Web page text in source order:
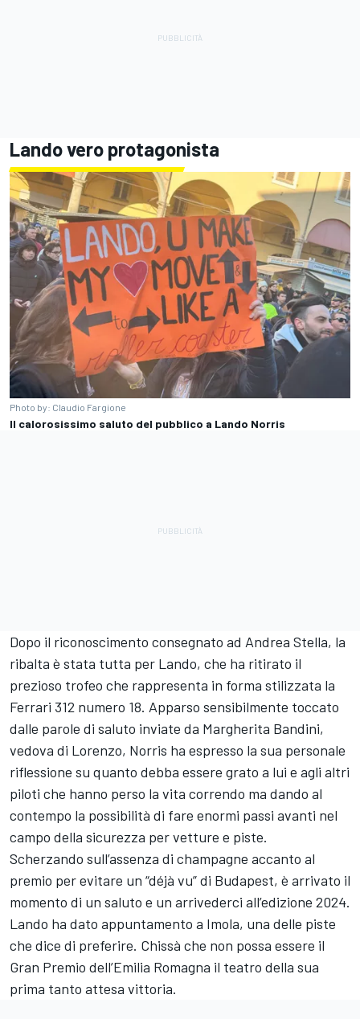
Lando vero protagonista
Photo by: Claudio Fargione
Il calorosissimo saluto del pubblico a Lando Norris
Dopo il riconoscimento consegnato ad Andrea Stella, la
ribalta è stata tutta per Lando, che ha ritirato il
prezioso trofeo che rappresenta in forma stilizzata la
Ferrari 312 numero 18. Apparso sensibilmente toccato
dalle parole di saluto inviate da Margherita Bandini,
vedova di Lorenzo, Norris ha espresso la sua personale
riflessione su quanto debba essere grato a lui e agli altri
piloti che hanno perso la vita correndo ma dando al
contempo la possibilità di fare enormi passi avanti nel
campo della sicurezza per vetture e piste.
Scherzando sull’assenza di champagne accanto al
premio per evitare un “déjà vu” di Budapest, è arrivato il
momento di un saluto e un arrivederci all’edizione 2024.
Lando ha dato appuntamento a Imola, una delle piste
che dice di preferire. Chissà che non possa essere il
Gran Premio dell’Emilia Romagna il teatro della sua
prima tanto attesa vittoria.